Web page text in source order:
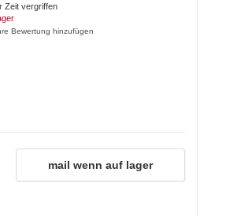
Zeit vergriffen
Bewertung hinzufügen
mail wenn auf lager